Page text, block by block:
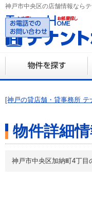
神戸市中央区の店舗情報なら
[神戸の貸店舗・貸事務所
物件詳細
神戸市中央区加納町4丁目